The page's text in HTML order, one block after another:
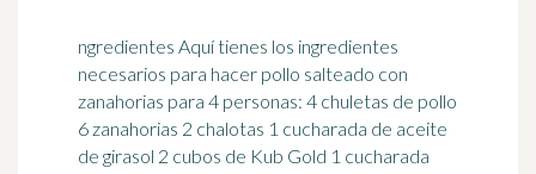
ngredientes Aquí tienes los ingredientes
necesarios para hacer pollo salteado con
zanahorias para 4 personas: 4 chuletas de pollo
6 zanahorias 2 chalotas 1 cucharada de aceite
de girasol 2 cubos de Kub Gold 1 cucharada